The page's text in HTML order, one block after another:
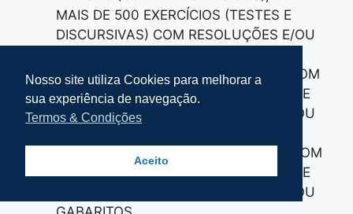
MAIS DE 500 EXERCÍCIOS (TESTES E
DISCURSIVAS) COM RESOLUÇÕES E/OU
23B – APOSTILA 1 – MATEMÁTICA, COM
TEORIA E 1.500 EXERCÍCIOS (TESTES E
DISCURSIVAS) COM RESOLUÇÕES E/OU
23C – APOSTILA 2 – MATEMÁTICA, COM
TEORIA E 1.500 EXERCÍCIOS (TESTES E
DISCURSIVAS) COM RESOLUÇÕES E/OU
Nosso site utiliza Cookies para melhorar a
sua experiência de navegação.
Termos & Condições
Aceito